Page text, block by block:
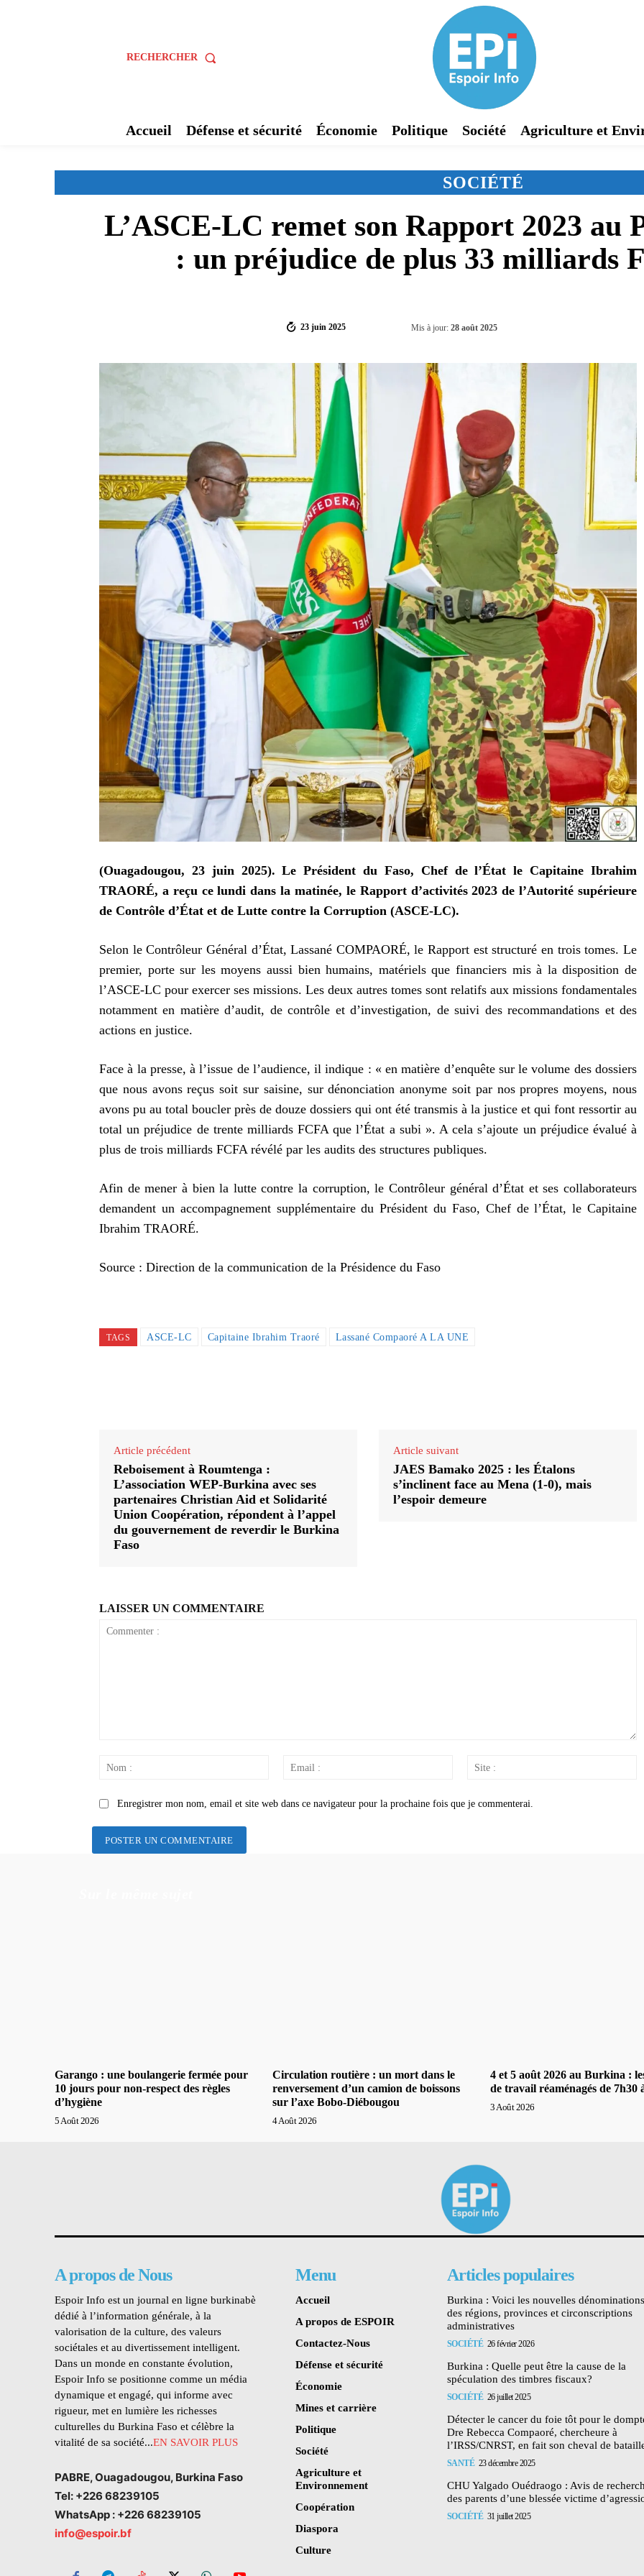
RECHERCHER
Accueil Défense et sécurité Économie Politique Société Agriculture et
SOCIÉTÉ
L’ASCE-LC remet son Rapport 2023 au
: un préjudice de plus 33 milliards
23 juin 2025 Mis à jour: 28 août 2025
(Ouagadougou, 23 juin 2025). Le Président du Faso, Chef de l’État le Capitaine Ibrahim
TRAORÉ, a reçu ce lundi dans la matinée, le Rapport d’activités 2023 de l’Autorité supérieure
de Contrôle d’État et de Lutte contre la Corruption (ASCE-LC).
Selon le Contrôleur Général d’État, Lassané COMPAORÉ, le Rapport est structuré en trois tomes. Le
premier, porte sur les moyens aussi bien humains, matériels que financiers mis à la disposition de
l’ASCE-LC pour exercer ses missions. Les deux autres tomes sont relatifs aux missions fondamentales
notamment en matière d’audit, de contrôle et d’investigation, de suivi des recommandations et des
actions en justice.
Face à la presse, à l’issue de l’audience, il indique : « en matière d’enquête sur le volume des dossiers
que nous avons reçus soit sur saisine, sur dénonciation anonyme soit par nos propres moyens, nous
avons pu au total boucler près de douze dossiers qui ont été transmis à la justice et qui font ressortir au
total un préjudice de trente milliards FCFA que l’État a subi ». A cela s’ajoute un préjudice évalué à
plus de trois milliards FCFA révélé par les audits des structures publiques.
Afin de mener à bien la lutte contre la corruption, le Contrôleur général d’État et ses collaborateurs
demandent un accompagnement supplémentaire du Président du Faso, Chef de l’État, le Capitaine
Ibrahim TRAORÉ.
Source : Direction de la communication de la Présidence du Faso
TAGS ASCE-LC Capitaine Ibrahim Traoré Lassané Compaoré A LA UNE
Article précédent
Reboisement à Roumtenga :
L’association WEP-Burkina avec ses
partenaires Christian Aid et Solidarité
Union Coopération, répondent à l’appel
du gouvernement de reverdir le Burkina
Faso
Article suivant
JAES Bamako 2025 : les Étalons
s’inclinent face au Mena (1-0), mais
l’espoir demeure
LAISSER UN COMMENTAIRE
Email
Enregistrer mon nom, email et site web dans ce navigateur pour la prochaine fois que je commenterai.
Garango : une boulangerie fermée pour
10 jours pour non-respect des règles
d’hygiène
5 Août 2026
Circulation routière : un mort dans le
renversement d’un camion de boissons
sur l’axe Bobo-Diébougou
4 Août 2026
4 et 5 août 2026 au Burkina :
de travail réaménagés de 7h30
3 Août 2026
A propos de Nous
Espoir Info est un journal en ligne burkinabè
dédié à l’information générale, à la
valorisation de la culture, des valeurs
sociétales et au divertissement intelligent.
Dans un monde en constante évolution,
Espoir Info se positionne comme un média
dynamique et engagé, qui informe avec
rigueur, met en lumière les richesses
culturelles du Burkina Faso et célèbre la
vitalité de sa société...EN SAVOIR PLUS
PABRE, Ouagadougou, Burkina Faso
Tel: +226 68239105
WhatsApp : +226 68239105
info@espoir.bf
Menu
Accueil
A propos de ESPOIR
Contactez-Nous
Défense et sécurité
Économie
Mines et carrière
Politique
Société
Agriculture et
Environnement
Coopération
Diaspora
Culture
Articles populaires
Burkina : Voici les nouvelles dénominations
des régions, provinces et circonscriptions
administratives
SOCIÉTÉ 26 février 2026
Burkina : Quelle peut être la cause de la
spéculation des timbres fiscaux?
SOCIÉTÉ 26 juillet 2025
Détecter le cancer du foie tôt pour le
Dre Rebecca Compaoré, chercheure à
l’IRSS/CNRST, en fait son cheval de
SANTÉ 23 décembre 2025
CHU Yalgado Ouédraogo : Avis de
des parents d’une blessée victime
SOCIÉTÉ 31 juillet 2025